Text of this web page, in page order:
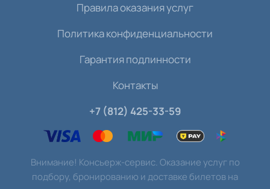
Правила оказания услуг
Политика конфиденциальности
Гарантия подлинности
Контакты
+7 (812) 425-33-59
Внимание! Консьерж-сервис. Оказание услуг по
подбору, бронированию и доставке билетов на